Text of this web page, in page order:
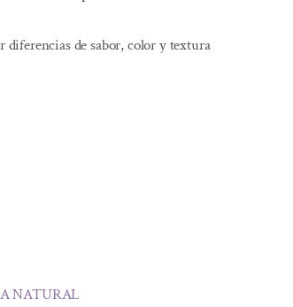
diferencias de sabor, color y textura
NATURAL